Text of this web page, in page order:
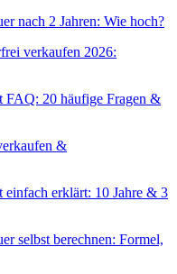
nach 2 Jahren: Wie hoch?
verkaufen 2026:
FAQ: 20 häufige Fragen &
&
einfach erklärt: 10 Jahre & 3
selbst berechnen: Formel,